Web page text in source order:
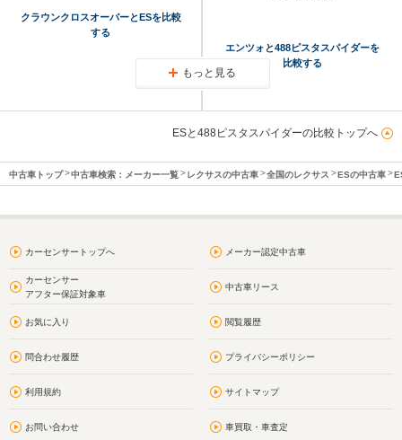
クラウンクロスオーバーとESを比較
する
エンツォと488ピスタスパイダーを
比較する
もっと見る
ESと488ピスタスパイダーの比較トップへ
中古車トップ 中古車検索：メーカー一覧 レクサスの中古車 全国のレクサス ESの中古車
カーセンサートップへ メーカー認定中古車
カーセンサー
アフター保証対象車
中古車リース
お気に入り 閲覧履歴
問合わせ履歴 プライバシーポリシー
利用規約 サイトマップ
お問い合わせ 車買取・車査定